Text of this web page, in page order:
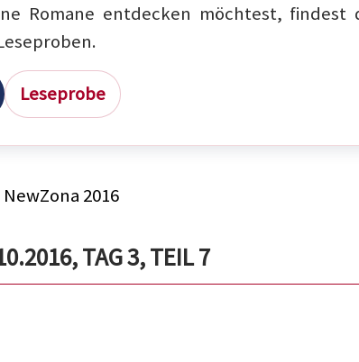
Romane entdecken möchtest,
Leseprobe
NewZona 2016
TAG 3, TEIL 7